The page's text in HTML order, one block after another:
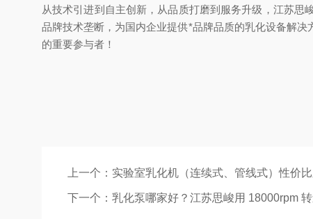
从技术引进到自主创新，从品质打磨到服务升级，江苏思
品牌技术垄断，为国内企业提供*品牌品质的乳化设备解
的重要参与者！
上一个： 实验室乳化机（连续式、管线式）性价
下一个： 乳化泵哪家好？江苏思峻用 18000rpm